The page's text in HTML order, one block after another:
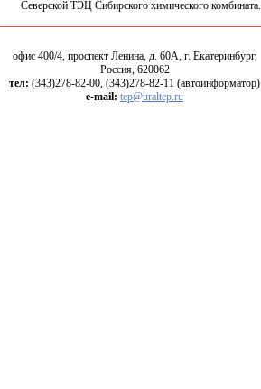
Северской ТЭЦ Сибирского химического комбината.
офис 400/4, проспект Ленина, д. 60А, г. Екатеринбург,
Россия, 620062
тел: (343)278-82-00, (343)278-82-11 (автоинформатор)
e-mail: tep@uraltep.ru